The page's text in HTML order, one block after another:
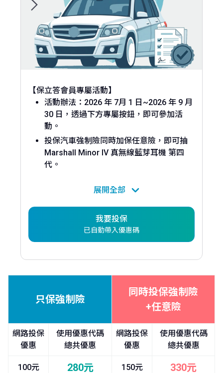
【保立答會員專屬活動】
活動辦法：2026 年 7月 1 日~2026 年 9 月
30 日，透過下方專屬按鈕，即可參加活
動。
投保汽車強制險同時加保任意險，即可抽
Marshall Minor IV 真無線藍芽耳機 第四
代。
投保任意險享保費 9 折(不含強制險保費)。
投保乙、丙式車體險約定駕駛人享 81 折，
汽車道路救援服務。
我要投保
已自動帶入優惠碼
只保強制險
同時投保強制險
+任意險
網路投保
優惠
使用優惠代碼
總共優惠
網路投保
優惠
使用優惠代碼
總共優惠
100元 280元 150元 330元